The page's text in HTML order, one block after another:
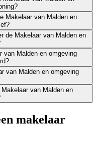
Makelaar van Malden en
de Makelaar van Malden en
van Malden en omgeving
van Malden en omgeving
van Malden en
makelaar